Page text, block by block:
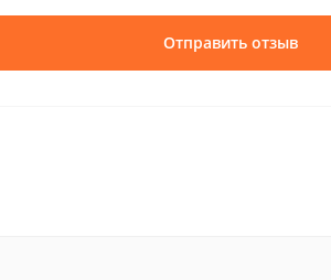
Отправить отзыв